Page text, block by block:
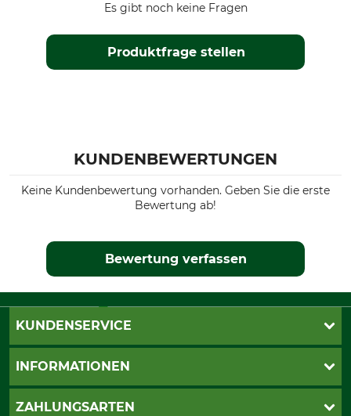
Produktfrage stellen
Es gibt noch keine Fragen
KUNDENBEWERTUNGEN
Keine Kundenbewertung vorhanden. Geben Sie die erste
Bewertung ab!
Bewertung verfassen
KUNDENSERVICE
Live-Shopping
INFORMATIONEN
AGB
ZAHLUNGSARTEN